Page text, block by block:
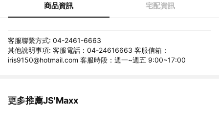
商品資訊 宅配資訊
客服聯繫方式: 04-2461-6663
其他說明事項: 客服電話：04-24616663 客服信箱：
iris9150@hotmail.com 客服時段：週一~週五 9:00~17:00
更多推薦JS'Maxx
看更多